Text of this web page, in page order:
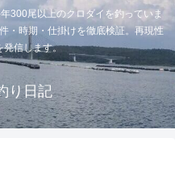
300尾以上のクロダイを釣っていま
・時期・仕掛けを徹底検証。再現性
発信します。
り日記